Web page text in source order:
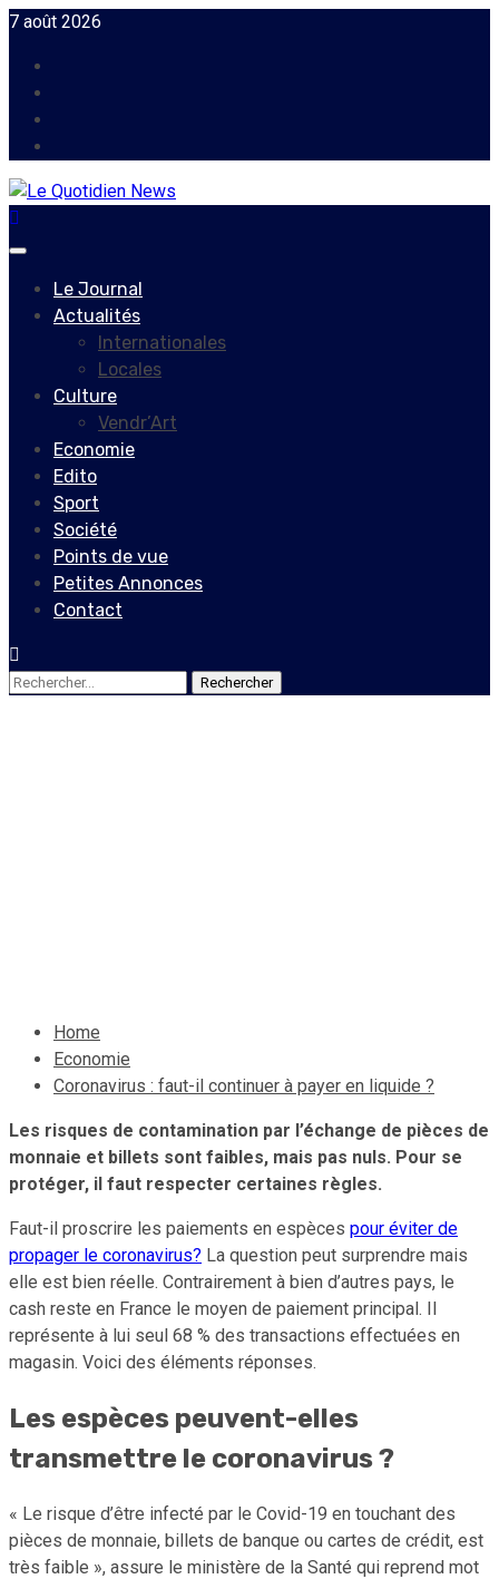
Skip
content
7 août 2026
Primary
Le Journal
Actualités
Internationales
Locales
Culture
Vendr’Art
Economie
Edito
Sport
Société
Points de vue
Petites Annonces
Contact
Rechercher :
Home
Economie
Coronavirus : faut-il continuer à payer en liquide ?
Les risques de contamination par l’échange de pièces de
monnaie et billets sont faibles, mais pas nuls. Pour se
protéger, il faut respecter certaines règles.
Faut-il proscrire les paiements en espèces pour éviter de
propager le coronavirus? La question peut surprendre mais
elle est bien réelle. Contrairement à bien d’autres pays, le
cash reste en France le moyen de paiement principal. Il
représente à lui seul 68 % des transactions effectuées en
magasin. Voici des éléments réponses.
Les espèces peuvent-elles
transmettre le coronavirus ?
« Le risque d’être infecté par le Covid-19 en touchant des
pièces de monnaie, billets de banque ou cartes de crédit, est
très faible », assure le ministère de la Santé qui reprend mot